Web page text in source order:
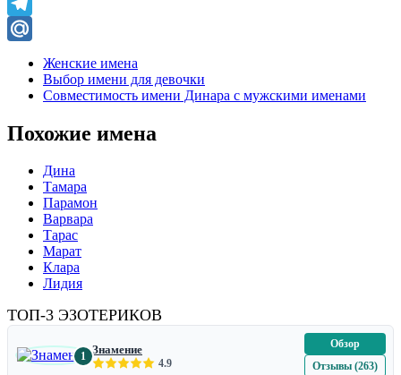
Telegram
Женские имена
Выбор имени для девочки
Совместимость имени Динара с мужскими именами
Похожие имена
Дина
Тамара
Парамон
Варвара
Тарас
Марат
Клара
Лидия
ТОП-3 ЭЗОТЕРИКОВ
1 Знамение
4.9
Обзор
Отзывы (263)